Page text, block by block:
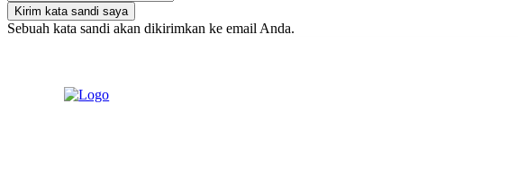
Sebuah kata sandi akan dikirimkan ke email Anda.